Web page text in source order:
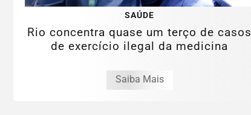
SAÚDE
Rio concentra quase um terço de casos
de exercício ilegal da medicina
Saiba Mais